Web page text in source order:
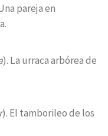
pareja en
). La urraca arbórea de
). El tamborileo de los